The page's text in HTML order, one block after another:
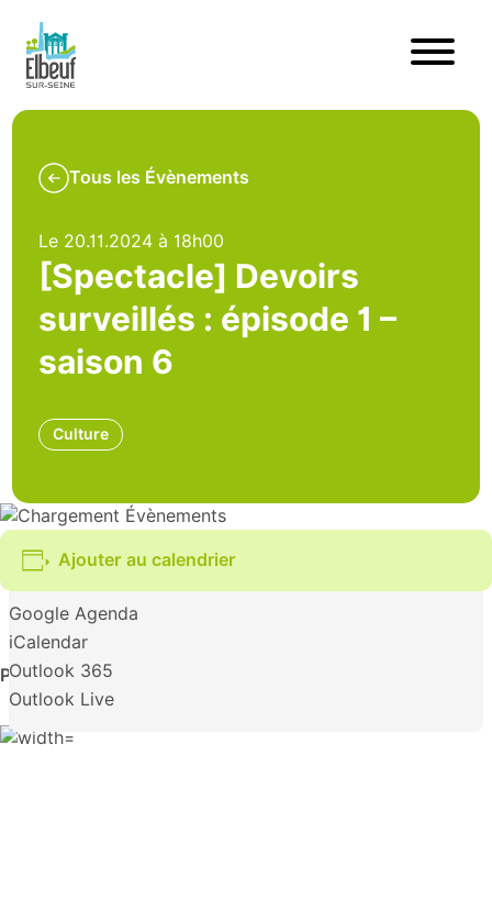
Tous les Évènements
Le 20.11.2024 à 18h00
[Spectacle] Devoirs
surveillés : épisode 1 –
saison 6
Culture
Ajouter au calendrier
Google Agenda
iCalendar
Outlook 365
Outlook Live
Par la compagnie La Part du pauvre